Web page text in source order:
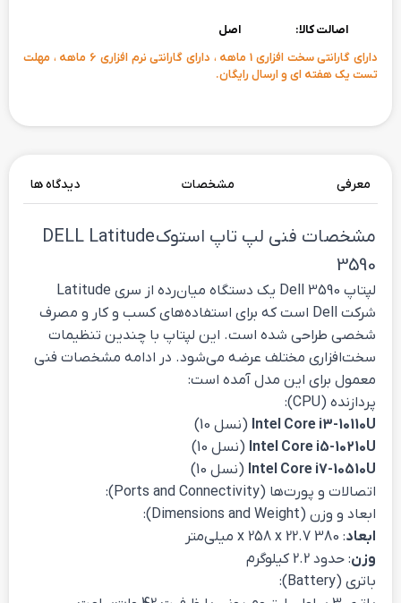
اصالت کالا:
اصل
دارای گارانتی سخت افزاری 1 ماهه ، دارای گارانتی نرم افزاری 6 ماهه ، مهلت
تست یک هفته ای و ارسال رایگان.
معرفی مشخصات دیدگاه ها
مشخصات فنی لپ تاپ استوک DELL Latitude
3590
لپتاپ Dell 3590 یک دستگاه میان‌رده از سری Latitude
شرکت Dell است که برای استفاده‌های کسب و کار و مصرف
شخصی طراحی شده است. این لپتاپ با چندین تنظیمات
سخت‌افزاری مختلف عرضه می‌شود. در ادامه مشخصات فنی
معمول برای این مدل آمده است:
پردازنده (CPU):
Intel Core i3-10110U (نسل 10)
Intel Core i5-10210U (نسل 10)
Intel Core i7-10510U (نسل 10)
اتصالات و پورت‌ها (Ports and Connectivity):
ابعاد و وزن (Dimensions and Weight):
ابعاد: 380 x 258 x 22.7 میلی‌متر
وزن: حدود 2.2 کیلوگرم
باتری (Battery):